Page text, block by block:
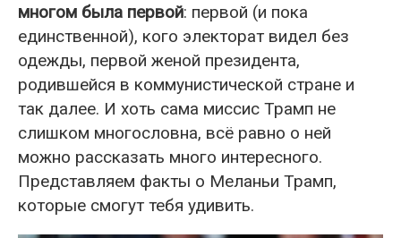
многом была первой: первой (и пока
единственной), кого электорат видел без
одежды, первой женой президента,
родившейся в коммунистической стране и
так далее. И хоть сама миссис Трамп не
слишком многословна, всё равно о ней
можно рассказать много интересного.
Представляем факты о Меланьи Трамп,
которые смогут тебя удивить.